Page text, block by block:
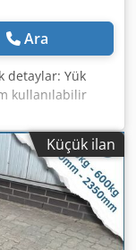
Ara
detaylar: Yük
kullanılabilir
150 kg
Y: 1,7 m Bu, 2x
Tanım: 2x vinç
max. 880mm
- Yükseklik
Ø 20mm ızgara
900mm -Açı
gözü oval Ø 80 x
Küçük ilan